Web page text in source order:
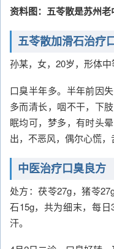
资料图：五苓散是苏州老
五苓散加滑石治疗
孙某，女，20岁，形体中
口臭半年多。半年前因
多而清长，咽不干，下
眠均可，梦多，有时头
出，不恶风，偶尔心慌，
中医治疗口臭良方
处方：茯苓27g，猪苓
石15g，共为细末，每
汗。